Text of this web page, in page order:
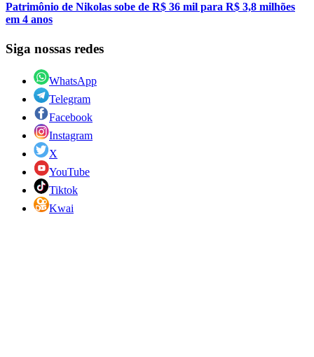
Patrimônio de Nikolas sobe de R$ 36 mil para R$ 3,8 milhões
em 4 anos
Siga nossas redes
WhatsApp
Telegram
Facebook
Instagram
X
YouTube
Tiktok
Kwai